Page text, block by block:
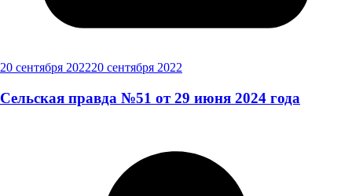
20 сентября 202220 сентября 2022
Сельская правда №51 от 29 июня 2024 года